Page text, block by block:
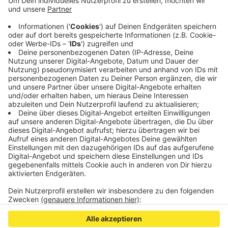
Schüler hat aufgrund der Situation angefangen zu
hyperventilieren - zwei weitere haben ebenfalls
Schocksymptome gezeigt. Die zwei verletzten
Schüler sind in ein Krankenhaus gebracht worden,
die anderen wurden vor Orte behandelt.
Veröffentlicht:Freitag, 29.11.2019 13:39
Anzeige